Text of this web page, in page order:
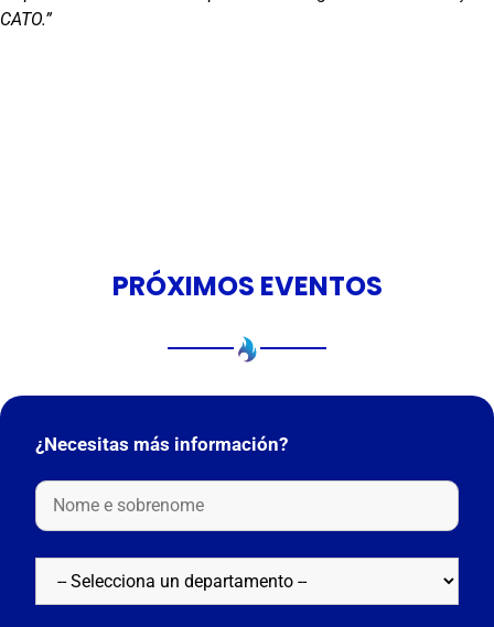
CATO.”
PRÓXIMOS EVENTOS
¿Necesitas más información?